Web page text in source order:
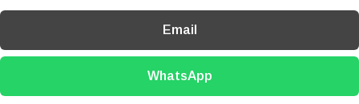
Email
WhatsApp